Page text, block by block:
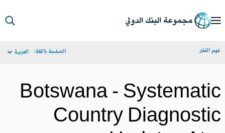
الفقر الصفحة باللغة: العربية
Botswana -
Country